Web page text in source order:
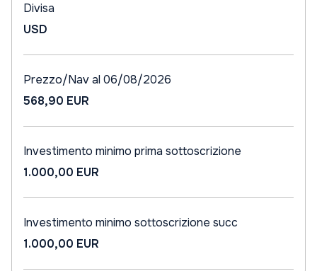
Divisa
USD
Prezzo/Nav al 06/08/2026
568,90 EUR
Investimento minimo prima sottoscrizione
1.000,00 EUR
Investimento minimo sottoscrizione succ
1.000,00 EUR